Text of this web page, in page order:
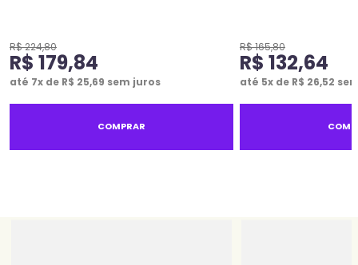
R$224,80
R$ 179,84
até 7x de R$ 25,69 sem juros
COMPRAR
R$165,80
R$ 132,64
até 5x de R$ 26,52